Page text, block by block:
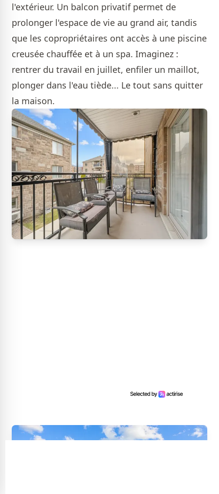
l'extérieur. Un balcon privatif permet de
prolonger l'espace de vie au grand air, tandis
que les copropriétaires ont accès à une piscine
creusée chauffée et à un spa. Imaginez :
rentrer du travail en juillet, enfiler un maillot,
plonger dans l'eau tiède... Le tout sans quitter
la maison.